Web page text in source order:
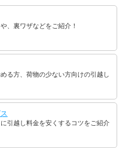
、裏ワザなどをご紹介！
る方、荷物の少ない方向けの引越し
引越し料金を安くするコツをご紹介